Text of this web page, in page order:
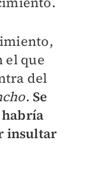
el que
del
Se
insultar